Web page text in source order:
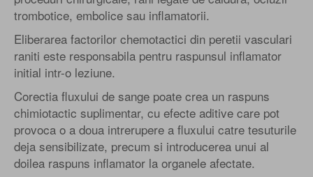
trombotice, embolice sau inflamatorii.
Eliberarea factorilor chemotactici din peretii vasculari
raniti este responsabila pentru raspunsul inflamator
initial intr-o leziune.
Corectia fluxului de sange poate crea un raspuns
chimiotactic suplimentar, cu efecte aditive care pot
provoca o a doua intrerupere a fluxului catre tesuturile
deja sensibilizate, precum si introducerea unui al
doilea raspuns inflamator la organele afectate.